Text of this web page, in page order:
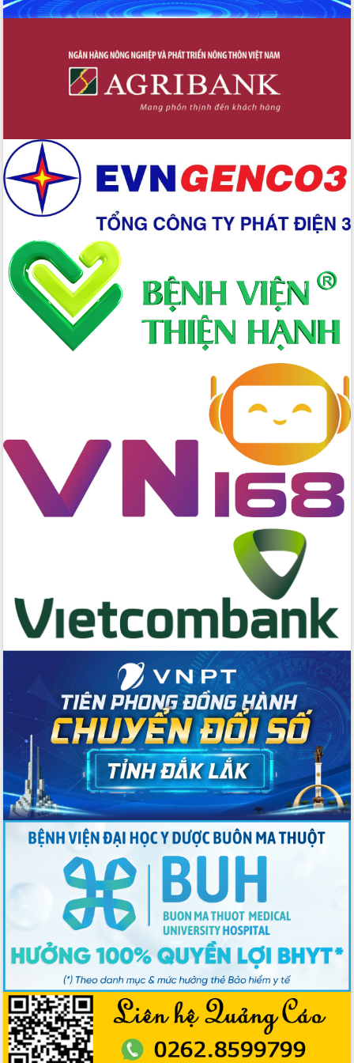
cấp xã
Đẩy mạnh cải cách hành chính, quyết
tâm đạt được mục tiêu tăng trưởng
Lương Văn Chánh năm 2026
Phó Bí thư Tỉnh ủy Đắk Lắk Đỗ Hữu
Huy giữ chức Bí thư Đảng ủy Ủy Ban
Nhân dân tỉnh
Bệnh án điện tử thúc đẩy chuyển đổi
Chuyển đổi số thư viện: Mở rộng
không gian tri thức trong thời đại số
Đánh giá, rút kinh nghiệm công tác tổ
chức diễn tập trước ngày bầu cử
Chương trình “Gặp gỡ hữu nghị –
Friendship Meeting New Year 2026”
khóa XVI và HĐND các cấp nhiệm kỳ
2026-2031
Đảm bảo cuộc bầu cử đại biểu Quốc
hội và đại biểu HĐND các cấp diễn ra
an toàn, hiệu quả, đúng quy định
Sôi nổi Hội đua ngựa truyền thống Gò
Thì Thùng mừng Xuân Bính Ngọ 2026
Lãnh đạo tỉnh dâng hương tưởng niệm
tại Đập Đồng Cam đầu Xuân Bính Ngọ
Ngành nông nghiệp phấn đấu tăng
trưởng đạt 5,86% trong năm 2026
UBND tỉnh Đắk Lắk triển khai công tác
quốc phòng, quân sự địa phương năm
2026
Đắk Lắk tập trung toàn lực khắc phục
tồn tại IUU, sẵn sàng làm việc với
Đoàn thanh tra EC
Chủ tịch UBND tỉnh Tạ Anh Tuấn thăm,
chúc mừng các bệnh viện nhân Ngày
Thầy thuốc Việt Nam
Rộn ràng lễ hội truyền thống Sông
nước Đà Nông lần thứ I năm 2026
Kỳ họp Chuyên đề lần thứ Năm, HĐND
tỉnh Đắk Lắk thông qua các nghị quyết
quan trọng
Thống nhất danh sách giới thiệu ứng
cử đại biểu Quốc hội khoá XVI và đại
biểu HĐND tỉnh Đắk Lắk, nhiệm kỳ
2026-2031
Phát động hai phong trào thi đua quan
trọng trong kỷ nguyên mới
Hội nghị lần thứ tư Ban Chỉ đạo công